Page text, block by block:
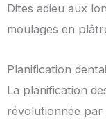
Dites adieu aux
moulages en
Planification
La planification
révolutionnée par